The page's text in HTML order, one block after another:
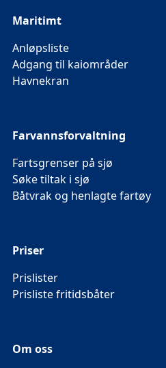
Maritimt
Anløpsliste
Adgang til kaiområder
Havnekran
Farvannsforvaltning
Fartsgrenser på sjø
Søke tiltak i sjø
Båtvrak og henlagte fartøy
Priser
Prislister
Prisliste fritidsbåter
Om oss